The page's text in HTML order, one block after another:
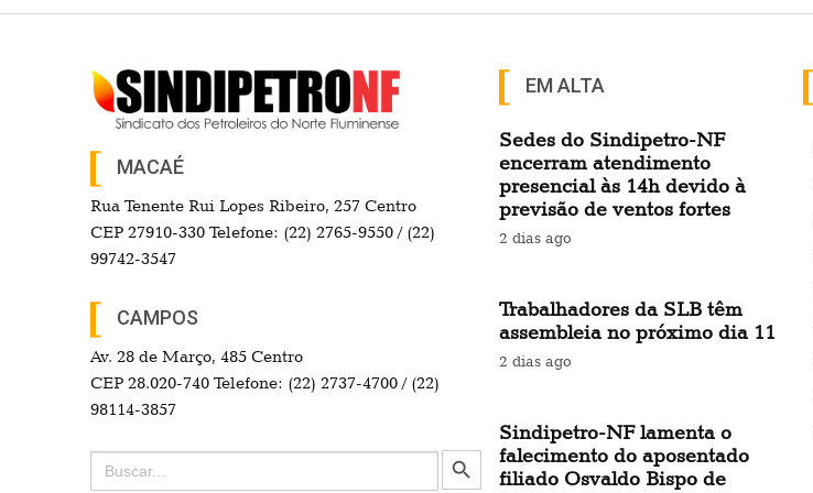
MACAÉ
Rua Tenente Rui Lopes Ribeiro, 257 Centro
CEP 27910-330 Telefone: (22) 2765-9550 / (22)
99742-3547
CAMPOS
Av. 28 de Março, 485 Centro
CEP 28.020-740 Telefone: (22) 2737-4700 / (22)
98114-3857
Search
for:
Search Button
EM ALTA
Sedes do Sindipetro-NF
encerram atendimento
presencial às 14h devido à
previsão de ventos fortes
2 dias ago
Trabalhadores da SLB têm
assembleia no próximo dia 11
2 dias ago
Sindipetro-NF lamenta o
falecimento do aposentado
filiado Osvaldo Bispo de